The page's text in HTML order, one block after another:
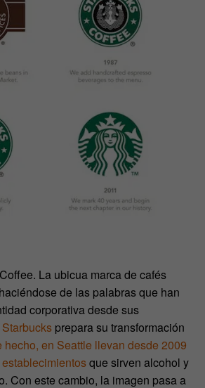
La ubicua marca de cafés
de las palabras que han
corporativa desde sus
Starbucks prepara su transformación
hecho, en Seattle llevan desde 2009
que sirven alcohol y
Con este cambio, la imagen pasa a